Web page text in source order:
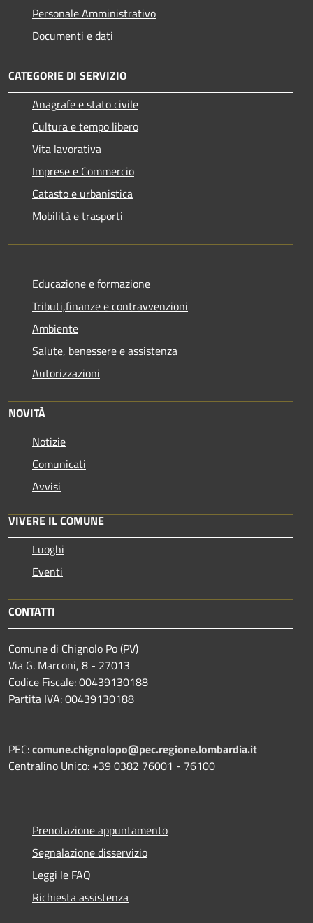
Personale Amministrativo
Documenti e dati
CATEGORIE DI SERVIZIO
Anagrafe e stato civile
Cultura e tempo libero
Vita lavorativa
Imprese e Commercio
Catasto e urbanistica
Mobilità e trasporti
Educazione e formazione
Tributi,finanze e contravvenzioni
Ambiente
Salute, benessere e assistenza
Autorizzazioni
NOVITÀ
Notizie
Comunicati
Avvisi
VIVERE IL COMUNE
Luoghi
Eventi
CONTATTI
Comune di Chignolo Po (PV)
Via G. Marconi, 8 - 27013
Codice Fiscale: 00439130188
Partita IVA: 00439130188
PEC:comune.chignolopo@pec.regione.lombardia.it
Centralino Unico: +39 0382 76001 - 76100
Prenotazione appuntamento
Segnalazione disservizio
Leggi le FAQ
Richiesta assistenza